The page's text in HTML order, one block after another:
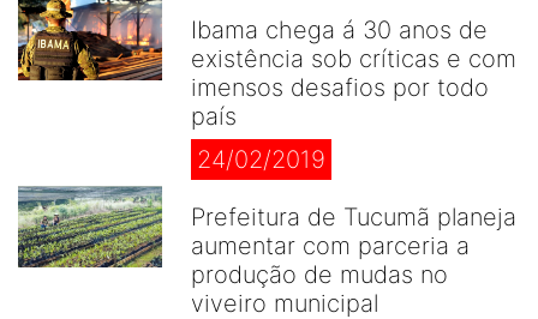
Ibama chega á 30 anos de
existência sob críticas e com
imensos desafios por todo
país
24/02/2019
Prefeitura de Tucumã planeja
aumentar com parceria a
produção de mudas no
viveiro municipal